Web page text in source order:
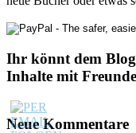
Ihr könnt dem
Inhalte mit
Neue Kommentare